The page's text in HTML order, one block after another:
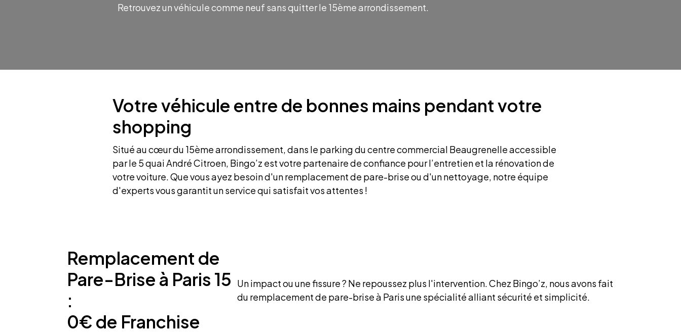
Retrouvez un véhicule comme neuf sans quitter le 15ème arrondissement.
Votre véhicule entre de bonnes mains pendant votre
shopping
Situé au cœur du 15ème arrondissement, dans le parking du centre commercial Beaugrenelle accessible
par le 5 quai André Citroen, Bingo’z est votre partenaire de confiance pour l’entretien et la rénovation de
votre voiture. Que vous ayez besoin d'un remplacement de pare-brise ou d'un nettoyage, notre équipe
d'experts vous garantit un service qui satisfait vos attentes !
Remplacement de
Pare-Brise à Paris 15
:
0€ de Franchise
Un impact ou une fissure ? Ne repoussez plus l'intervention. Chez Bingo’z, nous avons fait
du remplacement de pare-brise à Paris une spécialité alliant sécurité et simplicité.